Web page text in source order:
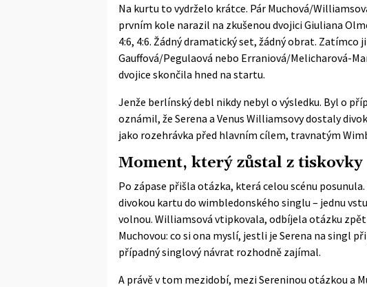
Na kurtu to vydrželo krátce. Pár Muchová/
prvním kole narazil na zkušenou dvojici Giuliana
4:6, 4:6. Žádný dramatický set, žádný obrat. Zatímco
Gauffová/Pegulaová nebo Erraniová/Melicharová-
dvojice skončila hned na startu.
Jenže berlínský debl nikdy nebyl o výsledku. Byl o
oznámil, že Serena a Venus Williamsovy dostaly
jako rozehrávka před hlavním cílem, travnatým
Moment, který zůstal z tiskovky
Po zápase přišla otázka, která celou scénu
divokou kartu do wimbledonského singlu – jednu
volnou. Williamsová vtipkovala, odbíjela otázku
Muchovou: co si ona myslí, jestli je Serena na singl
případný singlový návrat rozhodně zajímal.
A právě v tom mezidobí, mezi Sereninou otázkou a